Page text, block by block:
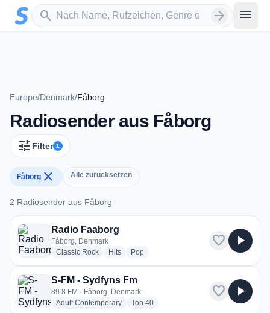
Zum Hauptinhalt springen
search
Sender suchen arrow_forward menu
Europe/Denmark/Fåborg
Radiosender aus Fåborg
tune Filter 1
Fåborg close Alle zurücksetzen
2 Radiosender aus Fåborg
2 Radiosender aus Fåborg
Radio Faaborg
Fåborg, Denmark
Classic Rockradio stations
Hitsradio stations
Popradio stations
favorite play_arrow
S-FM - Sydfyns Fm
89.8 FM · Fåborg, Denmark
Adult Contemporaryradio stations
Top 40radio stations
favorite play_arrow